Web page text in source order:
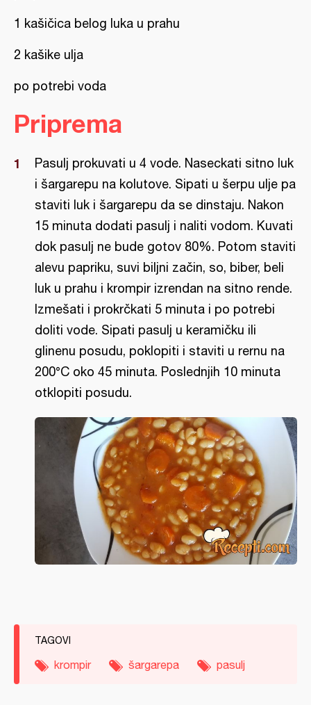
1 kašičica belog luka u prahu
2 kašike ulja
po potrebi voda
Priprema
Pasulj prokuvati u 4 vode. Naseckati sitno luk
i šargarepu na kolutove. Sipati u šerpu ulje pa
staviti luk i šargarepu da se dinstaju. Nakon
15 minuta dodati pasulj i naliti vodom. Kuvati
dok pasulj ne bude gotov 80%. Potom staviti
alevu papriku, suvi biljni začin, so, biber, beli
luk u prahu i krompir izrendan na sitno rende.
Izmešati i prokrčkati 5 minuta i po potrebi
doliti vode. Sipati pasulj u keramičku ili
glinenu posudu, poklopiti i staviti u rernu na
200°C oko 45 minuta. Poslednjih 10 minuta
otklopiti posudu.
TAGOVI
krompir šargarepa pasulj